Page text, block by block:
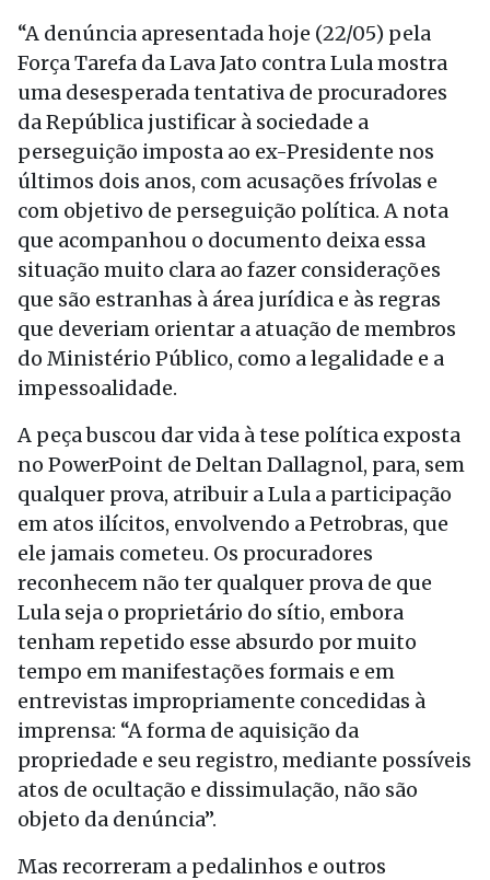
“A denúncia apresentada hoje (22/05) pela
Força Tarefa da Lava Jato contra Lula mostra
uma desesperada tentativa de procuradores
da República justificar à sociedade a
perseguição imposta ao ex-Presidente nos
últimos dois anos, com acusações frívolas e
com objetivo de perseguição política. A nota
que acompanhou o documento deixa essa
situação muito clara ao fazer considerações
que são estranhas à área jurídica e às regras
que deveriam orientar a atuação de membros
do Ministério Público, como a legalidade e a
impessoalidade.
A peça buscou dar vida à tese política exposta
no PowerPoint de Deltan Dallagnol, para, sem
qualquer prova, atribuir a Lula a participação
em atos ilícitos, envolvendo a Petrobras, que
ele jamais cometeu. Os procuradores
reconhecem não ter qualquer prova de que
Lula seja o proprietário do sítio, embora
tenham repetido esse absurdo por muito
tempo em manifestações formais e em
entrevistas impropriamente concedidas à
imprensa: “A forma de aquisição da
propriedade e seu registro, mediante possíveis
atos de ocultação e dissimulação, não são
objeto da denúncia”.
Mas recorreram a pedalinhos e outros